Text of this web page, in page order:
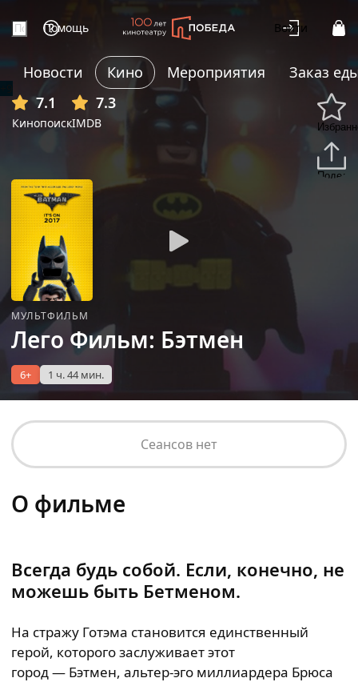
Помощь Войти
Новости Кино Мероприятия
Заказ
7.1
Кинопоиск
7.3
IMDB
МУЛЬТФИЛЬМ
Лего Фильм: Бэтмен
6+ 1 ч. 44 мин.
Сеансов нет
О фильме
Всегда будь собой. Если, конечно, не
можешь быть Бетменом.
На стражу Готэма становится единственный
герой, которого заслуживает этот
город — Бэтмен, альтер-эго миллиардера Брюса